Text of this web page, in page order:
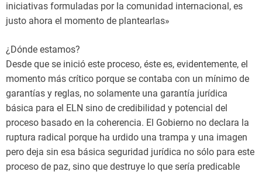
iniciativas formuladas por la comunidad internacional, es
justo ahora el momento de plantearlas»
¿Dónde estamos?
Desde que se inició este proceso, éste es, evidentemente, el
momento más crítico porque se contaba con un mínimo de
garantías y reglas, no solamente una garantía jurídica
básica para el ELN sino de credibilidad y potencial del
proceso basado en la coherencia. El Gobierno no declara la
ruptura radical porque ha urdido una trampa y una imagen
pero deja sin esa básica seguridad jurídica no sólo para este
proceso de paz, sino que destruye lo que sería predicable